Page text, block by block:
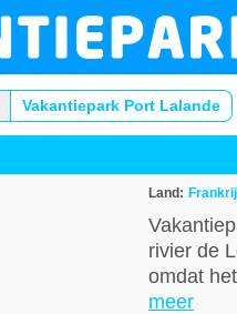
Vakantiepark Port Lalande
Land:
rivier de
omdat
meer